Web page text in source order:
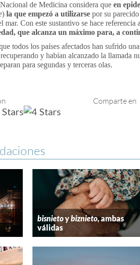
de Medicina considera que en
) la que empezó a utilizarse por su
mar. Con este sustantivo se hace referencia
que alcanza un máximo para, a
todos los países afectados han sufrido
y habían alcanzado la llamada
para segundas y terceras olas.
Comparte en
bisnietoybiznieto, ambas
válidas